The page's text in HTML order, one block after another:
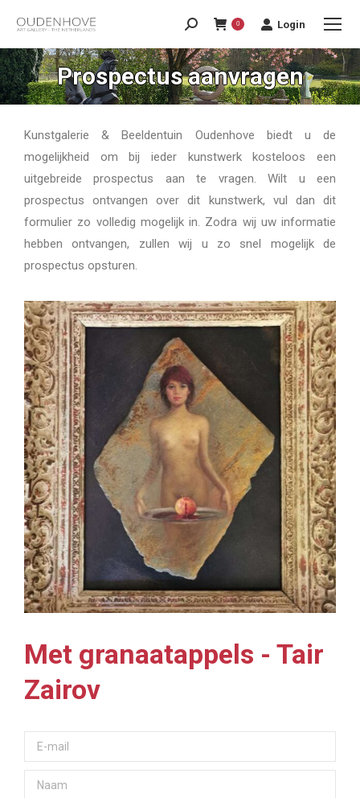
0 Login
Prospectus aanvragen
Kunstgalerie & Beeldentuin Oudenhove biedt u de
mogelijkheid om bij ieder kunstwerk kosteloos een
uitgebreide prospectus aan te vragen. Wilt u een
prospectus ontvangen over dit kunstwerk, vul dan dit
formulier zo volledig mogelijk in. Zodra wij uw informatie
hebben ontvangen, zullen wij u zo snel mogelijk de
prospectus opsturen.
Met granaatappels - Tair
Zairov